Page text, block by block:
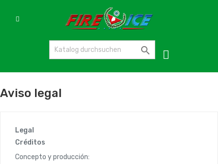

Aviso legal
Legal
Créditos
Concepto y producción: